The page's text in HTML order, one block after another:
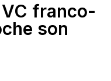
VC franco-
son